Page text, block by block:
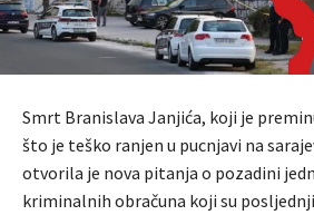
Smrt Branislava Janjića, koji je
što je teško ranjen u pucnjavi na
otvorila je nova pitanja o pozadini
kriminalnih obračuna koji su